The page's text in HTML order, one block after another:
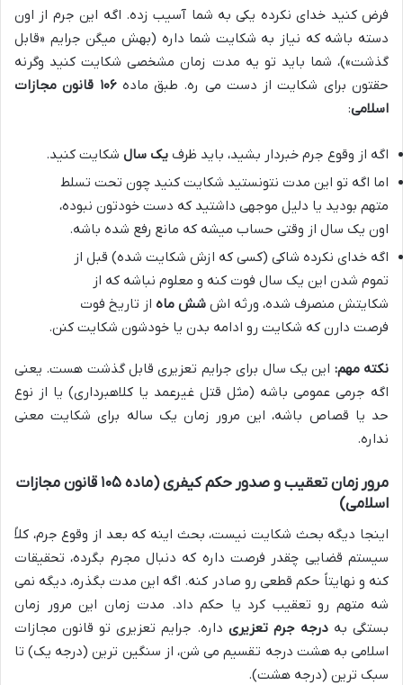
فرض کنید خدای نکرده یکی به شما آسیب زده. اگه این جرم از اون
دسته باشه که نیاز به شکایت شما داره (بهش میگن جرایم «قابل
گذشت»)، شما باید تو یه مدت زمان مشخصی شکایت کنید وگرنه
حقتون برای شکایت از دست می ره. طبق ماده
۱۰۶ قانون مجازات
اسلامی:
اگه از وقوع جرم خبردار بشید، باید ظرف یک سال شکایت کنید.
اما اگه تو این مدت نتونستید شکایت کنید چون تحت تسلط
متهم بودید یا دلیل موجهی داشتید که دست خودتون نبوده،
اون یک سال از وقتی حساب میشه که مانع رفع شده باشه.
اگه خدای نکرده شاکی (کسی که ازش شکایت شده) قبل از
تموم شدن این یک سال فوت کنه و معلوم نباشه که از
شکایتش منصرف شده، ورثه اش شش ماه از تاریخ فوت
فرصت دارن که شکایت رو ادامه بدن یا خودشون شکایت کنن.
نکته مهم: این یک سال برای جرایم تعزیری قابل گذشت هست. یعنی
اگه جرمی عمومی باشه (مثل قتل غیرعمد یا کلاهبرداری) یا از نوع
حد یا قصاص باشه، این مرور زمان یک ساله برای شکایت معنی
نداره.
مرور زمان تعقیب و صدور حکم کیفری (ماده ۱۰۵ قانون مجازات
اسلامی)
اینجا دیگه بحث شکایت نیست، بحث اینه که بعد از وقوع جرم، کلاً
سیستم قضایی چقدر فرصت داره که دنبال مجرم بگرده، تحقیقات
کنه و نهایتاً حکم قطعی رو صادر کنه. اگه این مدت بگذره، دیگه نمی
شه متهم رو تعقیب کرد یا حکم داد. مدت زمان این مرور زمان
بستگی به درجه جرم تعزیری داره. جرایم تعزیری تو قانون مجازات
اسلامی به هشت درجه تقسیم می شن، از سنگین ترین (درجه یک) تا
سبک ترین (درجه هشت).